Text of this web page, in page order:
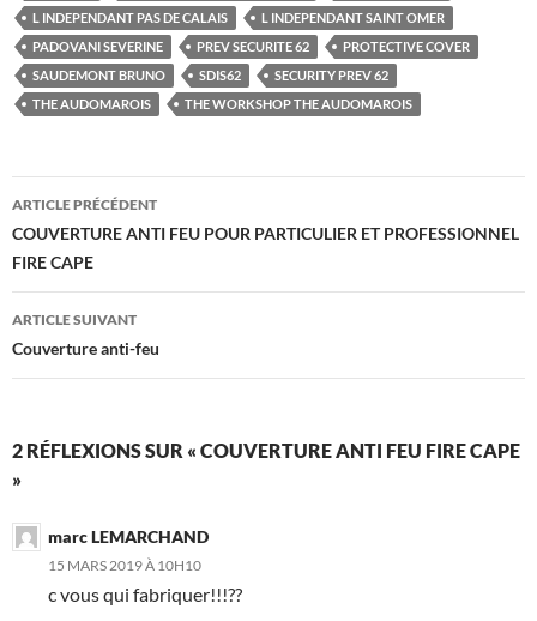
L INDEPENDANT PAS DE CALAIS
L INDEPENDANT SAINT OMER
PADOVANI SEVERINE
PREV SECURITE 62
PROTECTIVE COVER
SAUDEMONT BRUNO
SDIS62
SECURITY PREV 62
THE AUDOMAROIS
THE WORKSHOP THE AUDOMAROIS
Navigation
des
articles
ARTICLE PRÉCÉDENT
COUVERTURE ANTI FEU POUR PARTICULIER ET PROFESSIONNEL
FIRE CAPE
ARTICLE SUIVANT
Couverture anti-feu
2 RÉFLEXIONS SUR « COUVERTURE ANTI FEU FIRE CAPE
»
marc LEMARCHAND
15 MARS 2019 À 10H10
c vous qui fabriquer!!!??